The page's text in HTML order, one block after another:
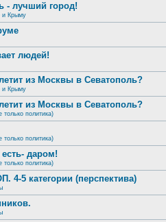
- лучший город!
и Крыму
людей!
из Москвы в Севатополь?
и Крыму
из Москвы в Севатополь?
только политика)
только политика)
даром!
только политика)
4-5 категории (перспектива)